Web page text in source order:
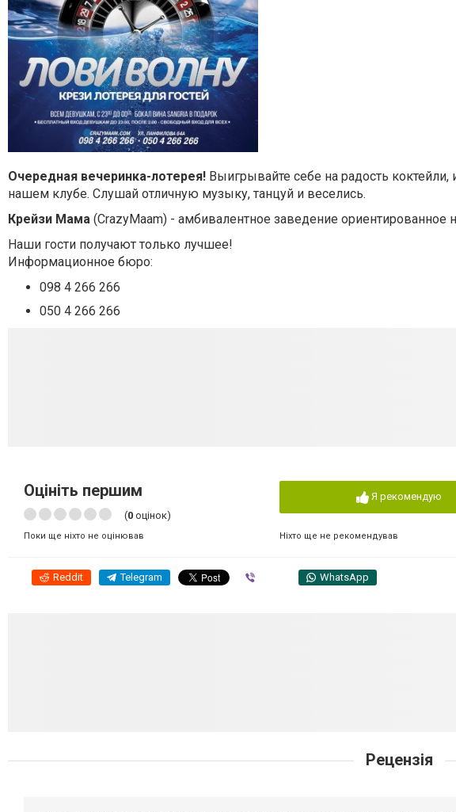
Очередная вечеринка-лотерея! Выигрывайте себе на радость
нашем клубе. Слушай отличную музыку, танцуй и веселись.
Крейзи Мама (CrazyMaam) - амбивалентное заведение
Наши гости получают только лучшее!
Информационное бюро:
098 4 266 266
050 4 266 266
Оцініть першим
(0 оцінок)
Поки ще ніхто не оцінював
Я рекомендую
Ніхто ще не рекомендував
Reddit Telegram WhatsApp
Рецензія